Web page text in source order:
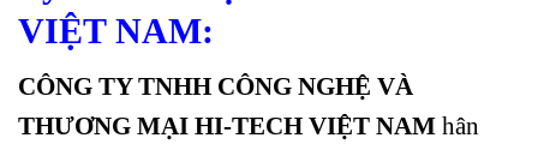
VIỆT NAM:
CÔNG TY TNHH CÔNG NGHỆ VÀ
THƯƠNG MẠI HI-TECH VIỆT NAM hân